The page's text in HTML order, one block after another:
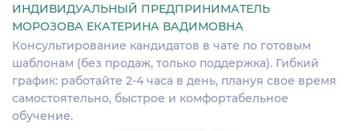
ИНДИВИДУАЛЬНЫЙ ПРЕДПРИНИМАТЕЛЬ
МОРОЗОВА ЕКАТЕРИНА ВАДИМОВНА
Консультирование кандидатов в чате по готовым
шаблонам (без продаж, только поддержка). Гибкий
график: работайте 2-4 часа в день, плануя свое время
самостоятельно, быстрое и комфортабельное
обучение.